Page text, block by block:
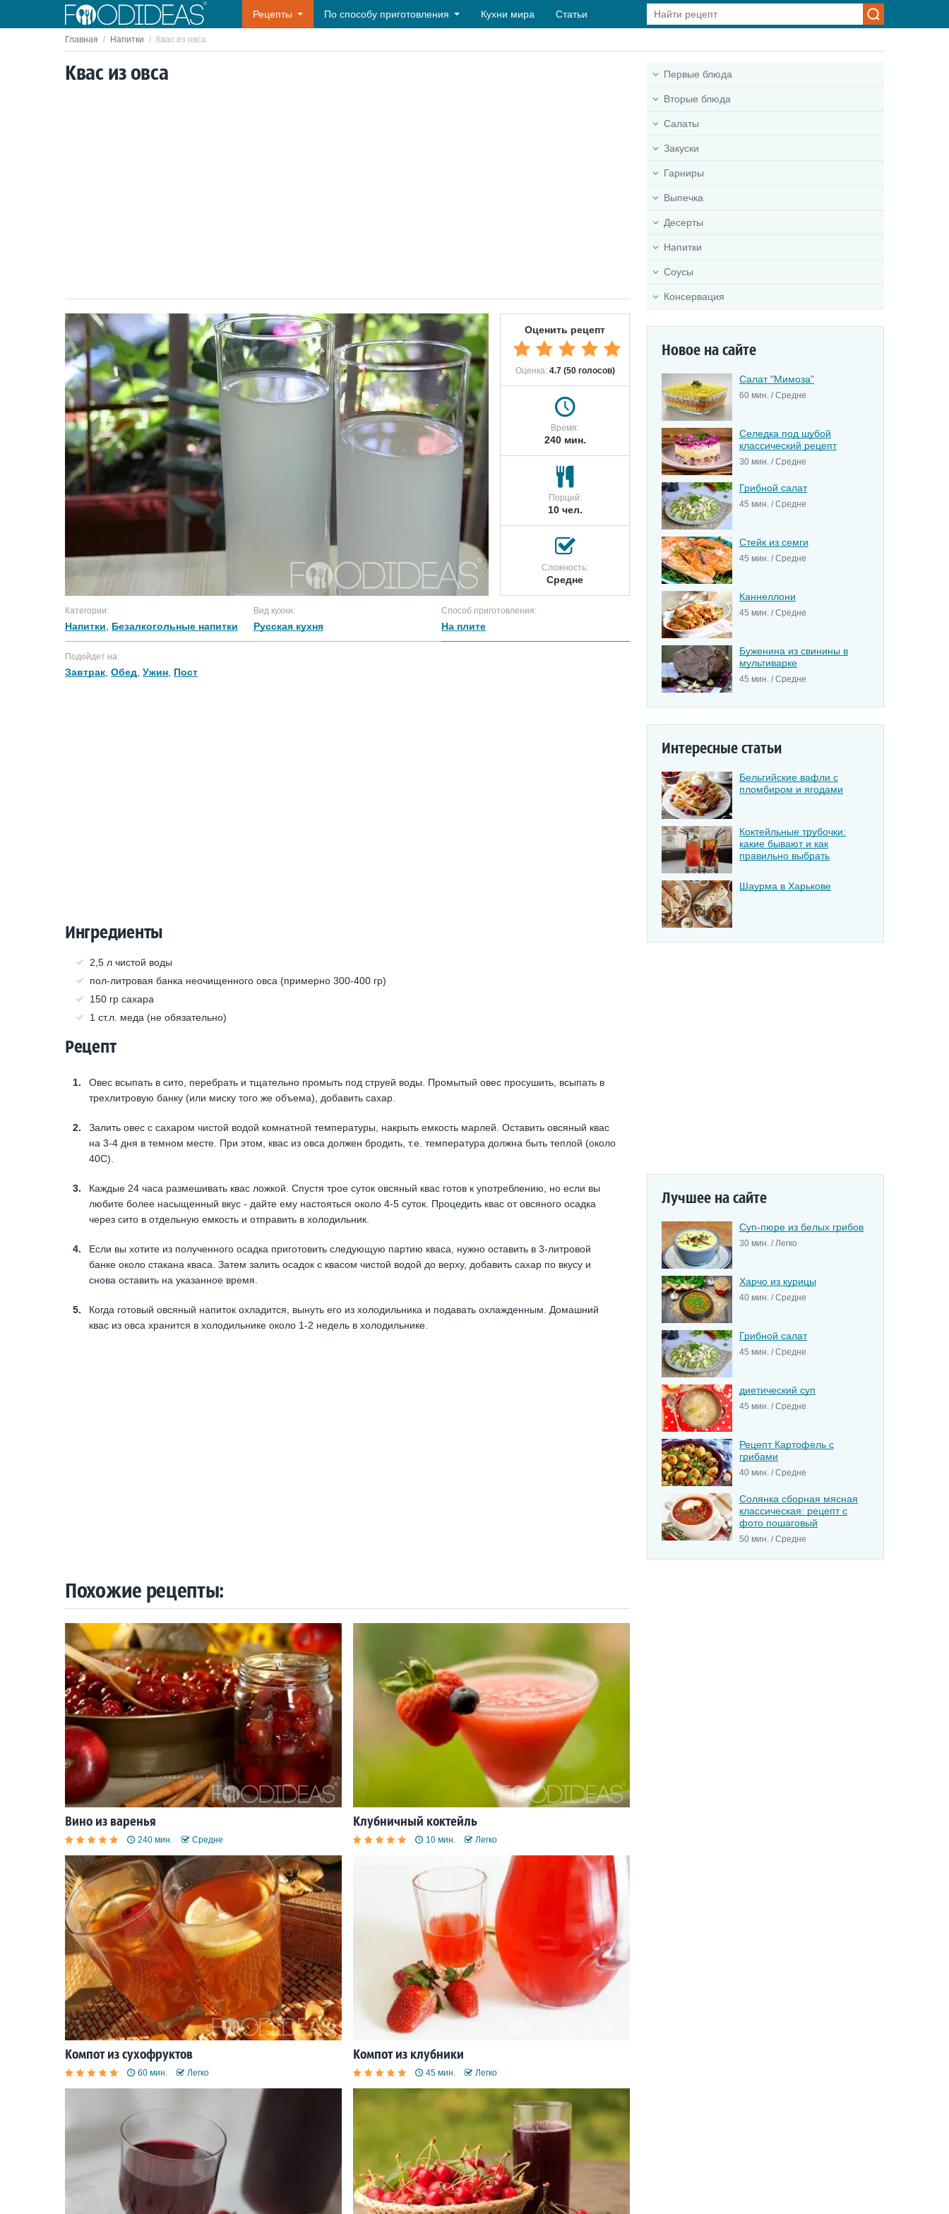
Рецепты По способу приготовления Кухни мира Статьи
Главная / Напитки / Квас из овса
Квас из овса
Оценить рецепт
Оценка: 4.7 (50 голосов)
Время:
240 мин.
Порций:
10 чел.
Сложность:
Средне
Категории:
Напитки Безалкогольные напитки
Вид кухни:
Русская кухня
Способ приготовления:
На плите
Подойдет на:
Завтрак Обед Ужин Пост
Ингредиенты
2,5 л чистой воды
пол-литровая банка неочищенного овса (примерно 300-400 гр)
150 гр сахара
1 ст.л. меда (не обязательно)
Рецепт
Овес всыпать в сито, перебрать и тщательно промыть под струей воды. Промытый овес просушить, всыпать в
трехлитровую банку (или миску того же объема), добавить сахар.
Залить овес с сахаром чистой водой комнатной температуры, накрыть емкость марлей. Оставить овсяный квас
на 3-4 дня в темном месте. При этом, квас из овса должен бродить, т.е. температура должна быть теплой (около
40С).
Каждые 24 часа размешивать квас ложкой. Спустя трое суток овсяный квас готов к употреблению, но если вы
любите более насыщенный вкус - дайте ему настояться около 4-5 суток. Процедить квас от овсяного осадка
через сито в отдельную емкость и отправить в холодильник.
Если вы хотите из полученного осадка приготовить следующую партию кваса, нужно оставить в 3-литровой
банке около стакана кваса. Затем залить осадок с квасом чистой водой до верху, добавить сахар по вкусу и
снова оставить на указанное время.
Когда готовый овсяный напиток охладится, вынуть его из холодильника и подавать охлажденным. Домашний
квас из овса хранится в холодильнике около 1-2 недель в холодильнике.
Похожие рецепты:
Вино из варенья
240 мин. Средне
Клубничный коктейль
10 мин. Легко
Компот из сухофруктов
60 мин. Легко
Компот из клубники
45 мин. Легко
Первые блюда
Вторые блюда
Салаты
Закуски
Гарниры
Выпечка
Десерты
Напитки
Соусы
Консервация
Новое на сайте
Салат "Мимоза"
60 мин. / Средне
Селедка под шубой
классический рецепт
30 мин. / Средне
Грибной салат
45 мин. / Средне
Стейк из семги
45 мин. / Средне
Каннеллони
45 мин. / Средне
Буженина из свинины в
мультиварке
45 мин. / Средне
Интересные статьи
Бельгийские вафли с
пломбиром и ягодами
Коктейльные трубочки:
какие бывают и как
правильно выбрать
Шаурма в Харькове
Лучшее на сайте
Суп-пюре из белых грибов
30 мин. / Легко
Харчо из курицы
40 мин. / Средне
Грибной салат
45 мин. / Средне
диетический суп
45 мин. / Средне
Рецепт Картофель с
грибами
40 мин. / Средне
Солянка сборная мясная
классическая: рецепт с
фото пошаговый
50 мин. / Средне